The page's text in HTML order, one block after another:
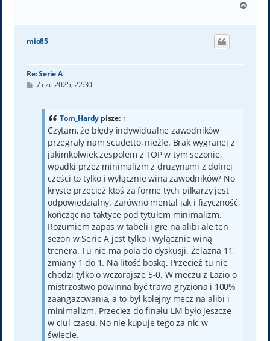
g
mio85
Re: Serie A
P7 cze 2025, 22:30
Tom_Hardy pisze: ↑
Czytam, że błędy indywidualne zawodników
przegrały nam scudetto, nieźle. Brak wygranej z
jakimkolwiek zespolem z TOP w tym sezonie,
wpadki przez minimalizm z druzynami z dolnej
cześci to tylko i wyłącznie wina zawodników? No
kryste przecież ktoś za forme tych pilkarzy jest
odpowiedzialny. Zarówno mental jak i fizyczność,
kończąc na taktyce pod tytułem minimalizm.
Rozumiem zapas w tabeli i gre na alibi ale ten
sezon w Serie A jest tylko i wyłącznie winą
trenera. Tu nie ma pola do dyskusji. Żelazna 11,
zmiany 1 do 1. Na litość boską. Przecież tu nie
chodzi tylko o wczorajsze 5-0. W meczu z Lazio o
mistrzostwo powinna być trawa gryziona i 100%
zaangazowania, a to był kolejny mecz na alibi i
minimalizm. Przeciez do finału LM było jeszcze
w ciul czasu. No nie kupuje tego za nic w
świecie.